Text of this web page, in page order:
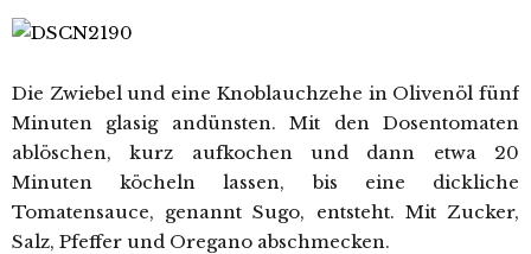
Die Zwiebel und eine Knoblauchzehe in Olivenöl fünf
Minuten glasig andünsten. Mit den Dosentomaten
ablöschen, kurz aufkochen und dann etwa 20
Minuten köcheln lassen, bis eine dickliche
Tomatensauce, genannt Sugo, entsteht. Mit Zucker,
Salz, Pfeffer und Oregano abschmecken.